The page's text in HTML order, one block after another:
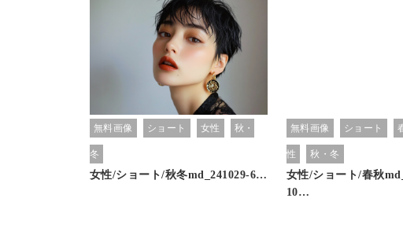
無料画像 ショート 女性 秋・
冬
女性/ショート/秋冬md_241029-6…
無料画像 ショート
性 秋・冬
女性/ショート/春秋
10…